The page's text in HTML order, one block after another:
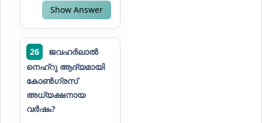
Show Answer
26
ജവഹർലാൽ
നെഹ്റു ആദ്യമായി
കോൺഗ്രസ്
അധ്യക്ഷനായ
വർഷം?